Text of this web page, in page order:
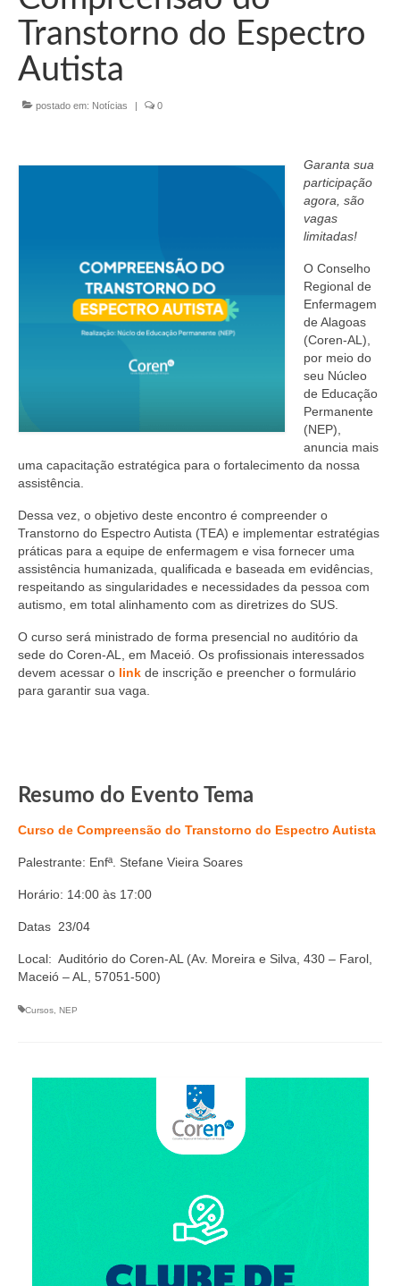
Conselheiros e Diretoria
Câmaras Técnicas
Carta de Serviços ao Cidadão
Transparência e Prestação de Contas
Eleições Triênio 2027-2029
Eleições 2023
Eleições Anteriores
Agenda do presidente
Fiscalização
Responsabilidade Técnica
Legislações
Decisões
Resoluções
Desagravo Público
Valores dos serviços
Transtorno do Espectro
Autista
postado em: Notícias | 0
Garanta sua
participação
agora, são
vagas
limitadas!
O Conselho
Regional de
Enfermagem
de Alagoas
(Coren-AL),
por meio do
seu Núcleo
de Educação
Permanente
(NEP),
anuncia mais
uma capacitação estratégica para o fortalecimento da nossa
assistência.
Dessa vez, o objetivo deste encontro é compreender o
Transtorno do Espectro Autista (TEA) e implementar estratégias
práticas para a equipe de enfermagem e visa fornecer uma
assistência humanizada, qualificada e baseada em evidências,
respeitando as singularidades e necessidades da pessoa com
autismo, em total alinhamento com as diretrizes do SUS.
O curso será ministrado de forma presencial no auditório da
sede do Coren-AL, em Maceió. Os profissionais interessados
devem acessar o link de inscrição e preencher o formulário
para garantir sua vaga.
Resumo do Evento Tema
Curso de Compreensão do Transtorno do Espectro Autista
Palestrante: Enfª. Stefane Vieira Soares
Horário: 14:00 às 17:00
Datas 23/04
Local: Auditório do Coren-AL (Av. Moreira e Silva, 430 – Farol,
Maceió – AL, 57051-500)
Cursos NEP